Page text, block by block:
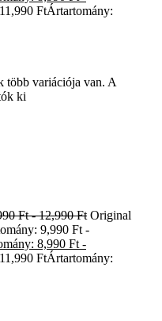
FtÁrtartomány:
több variációja van. A
ki
Ft - 12,990 Ft Original
9,990 Ft -
8,990 Ft -
FtÁrtartomány: